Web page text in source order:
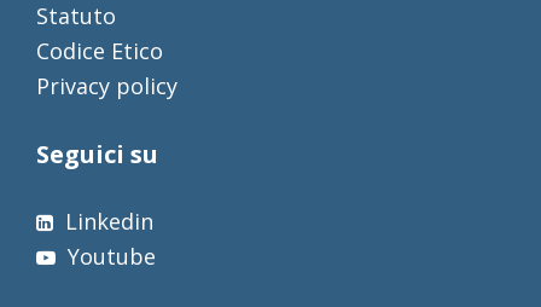
Statuto
Codice Etico
Privacy policy
Seguici su
Linkedin
Youtube